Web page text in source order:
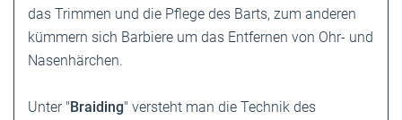
das Trimmen und die Pflege des Barts, zum anderen
kümmern sich Barbiere um das Entfernen von Ohr- und
Nasenhärchen.
Unter "Braiding" versteht man die Technik des